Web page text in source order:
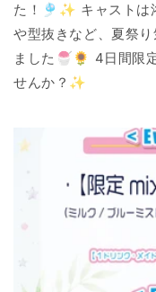
た！🎐✨ キャストは
や型抜きなど、夏祭
ました🍧🌻 4日間限
せんか？✨